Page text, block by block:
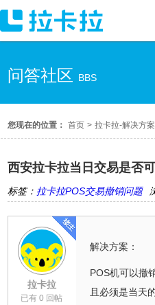
问答社区 BBS
您现在的位置： 首页 > 拉卡拉-解决方案
西安拉卡拉当日交易是否
标签： 拉卡拉POS交易撤销问题
拉卡拉
已有 0 回帖
解决方案：
POS机可以撤
且必须是当天